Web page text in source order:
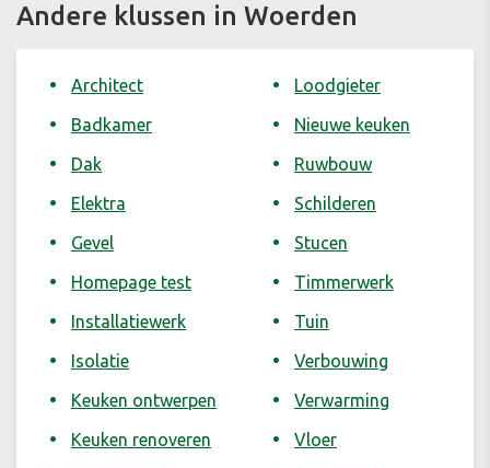
Andere klussen in Woerden
Architect
Badkamer
Dak
Elektra
Gevel
Homepage test
Installatiewerk
Isolatie
Keuken ontwerpen
Keuken renoveren
Loodgieter
Nieuwe keuken
Ruwbouw
Schilderen
Stucen
Timmerwerk
Tuin
Verbouwing
Verwarming
Vloer